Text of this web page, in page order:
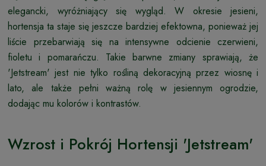
elegancki, wyróżniający się wygląd. W okresie jesieni,
hortensja ta staje się jeszcze bardziej efektowna, ponieważ jej
liście przebarwiają się na intensywne odcienie czerwieni,
fioletu i pomarańczu. Takie barwne zmiany sprawiają, że
'Jetstream' jest nie tylko rośliną dekoracyjną przez wiosnę i
lato, ale także pełni ważną rolę w jesiennym ogrodzie,
dodając mu kolorów i kontrastów.
Wzrost i Pokrój Hortensji 'Jetstream'